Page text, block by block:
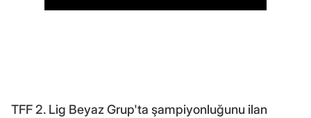
TFF 2. Lig Beyaz Grup'ta şampiyonluğunu ilan